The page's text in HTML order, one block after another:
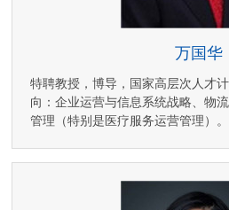
万国华
特聘教授，博导，国家高层次人才
向：企业运营与信息系统战略、物
管理（特别是医疗服务运营管理）。